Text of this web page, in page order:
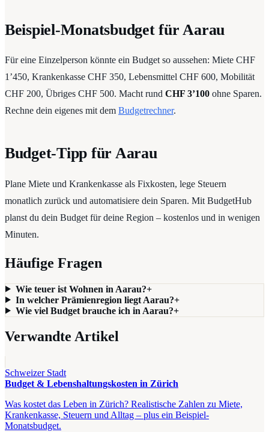
Beispiel-Monatsbudget für Aarau
Für eine Einzelperson könnte ein Budget so aussehen: Miete CHF
1’450, Krankenkasse CHF 350, Lebensmittel CHF 600, Mobilität
CHF 200, Übriges CHF 500. Macht rund CHF 3’100 ohne Sparen.
Rechne dein eigenes mit dem Budgetrechner.
Budget-Tipp für Aarau
Plane Miete und Krankenkasse als Fixkosten, lege Steuern
monatlich zurück und automatisiere dein Sparen. Mit BudgetHub
planst du dein Budget für deine Region – kostenlos und in wenigen
Minuten.
Häufige Fragen
Wie teuer ist Wohnen in Aarau?+
In welcher Prämienregion liegt Aarau?+
Wie viel Budget brauche ich in Aarau?+
Verwandte Artikel
Schweizer Stadt
Budget & Lebenshaltungskosten in Zürich
Was kostet das Leben in Zürich? Realistische Zahlen zu Miete,
Krankenkasse, Steuern und Alltag – plus ein Beispiel-
Monatsbudget.